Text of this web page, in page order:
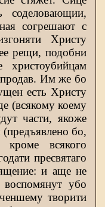
согрешают с
Христу
рещи, подобни
Им же бо
есть Христу
(всякому коему
части, якоже
бо,
всякого
пресвятаго
и аще не
убо
творити